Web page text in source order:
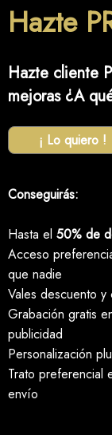
Hazte
Hazte cliente
mejoras ¿A
¡ Lo quiero !
Conseguirás:
Hasta el 50% de
Acceso
que nadie
Vales descuento y
Grabación gratis
publicidad
Personalización
Trato preferencial
envío